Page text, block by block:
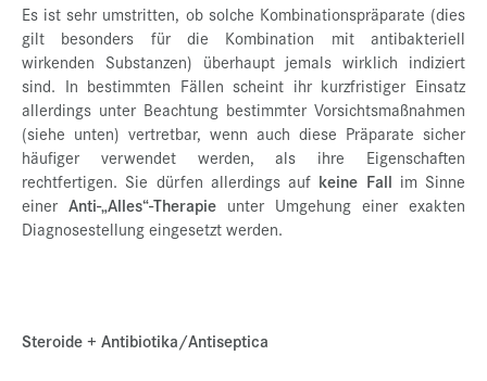
Es ist sehr umstritten, ob solche Kombinationspräparate (dies
gilt besonders für die Kombination mit antibakteriell
wirkenden Substanzen) überhaupt jemals wirklich indiziert
sind. In bestimmten Fällen scheint ihr kurzfristiger Einsatz
allerdings unter Beachtung bestimmter Vorsichtsmaßnahmen
(siehe unten) vertretbar, wenn auch diese Präparate sicher
häufiger verwendet werden, als ihre Eigenschaften
rechtfertigen. Sie dürfen allerdings auf keine Fall im Sinne
einer Anti-„Alles“-Therapie unter Umgehung einer exakten
Diagnosestellung eingesetzt werden.
Steroide + Antibiotika/Antiseptica